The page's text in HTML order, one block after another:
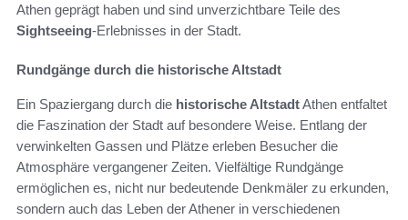
Athen geprägt haben und sind unverzichtbare Teile des
Sightseeing-Erlebnisses in der Stadt.
Rundgänge durch die historische Altstadt
Ein Spaziergang durch die historische AltstadtAthen entfaltet
die Faszination der Stadt auf besondere Weise. Entlang der
verwinkelten Gassen und Plätze erleben Besucher die
Atmosphäre vergangener Zeiten. Vielfältige Rundgänge
ermöglichen es, nicht nur bedeutende Denkmäler zu erkunden,
sondern auch das Leben der Athener in verschiedenen